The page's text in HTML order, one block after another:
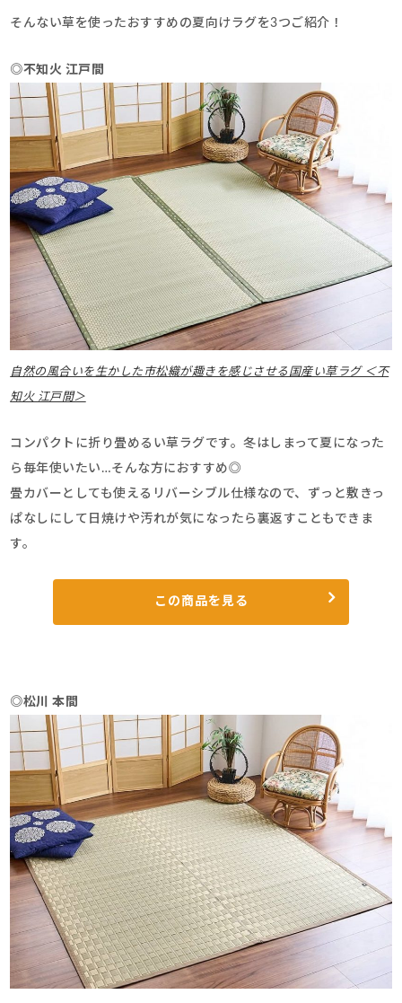
そんない草を使ったおすすめの夏向けラグを3つご紹介！
◎不知火 江戸間
自然の風合いを生かした市松織が趣きを感じさせる国産い草ラグ ＜不
知火 江戸間＞
コンパクトに折り畳めるい草ラグです。冬はしまって夏になった
ら毎年使いたい…そんな方におすすめ◎
畳カバーとしても使えるリバーシブル仕様なので、ずっと敷きっ
ぱなしにして日焼けや汚れが気になったら裏返すこともできま
す。
この商品を見る
◎松川 本間